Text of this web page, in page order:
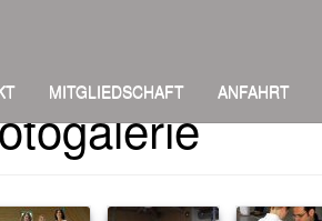
MITGLIEDSCHAFT ANFAHRT